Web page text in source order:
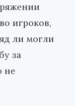
игроков,
ли могли
за
не